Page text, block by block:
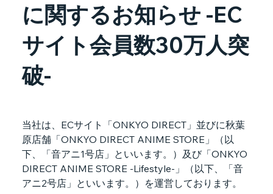
に関するお知らせ -EC
サイト会員数30万人突
破-
当社は、 ECサイト「ONKYO DIRECT」並びに秋葉
原店舗「ONKYO DIRECT ANIME STORE 」（以
下、「音アニ1号店」といいます。）及び「ONKYO
DIRECT ANIME STORE -Lifestyle- 」（以下、「音
アニ2号店」といいます。）を運営しております。